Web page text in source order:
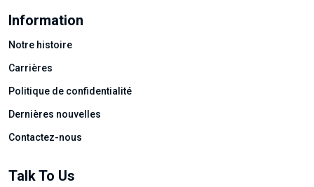
Information
Notre histoire
Carrières
Politique de confidentialité
Dernières nouvelles
Contactez-nous
Talk To Us